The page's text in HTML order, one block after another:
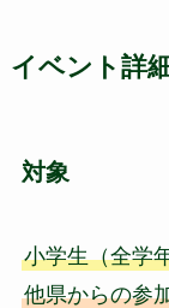
イベント詳細
対象
小学生（全学
他県からの参